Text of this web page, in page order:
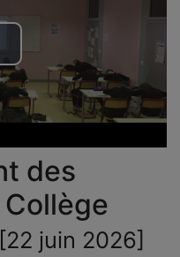
des
[22 juin 2026]